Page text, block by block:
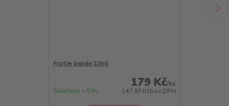
Frutie banán 10ml
179 Kč/ks
147,93 Kčbez DPH
Skladem > 5 ks